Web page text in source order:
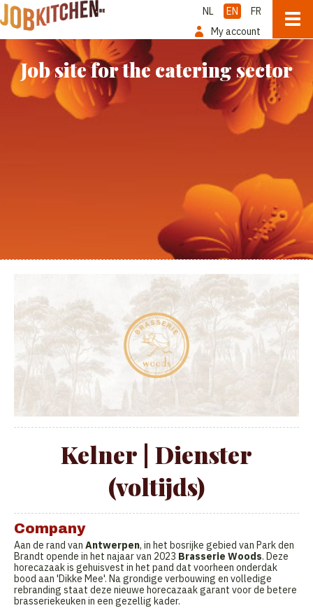
NL EN
FR
My account
Job site for the catering sector
Kelner | Dienster
(voltijds)
Company
Aan de rand van Antwerpen, in het bosrijke gebied van Park den
Brandt opende in het najaar van 2023 Brasserie Woods. Deze
horecazaak is gehuisvest in het pand dat voorheen onderdak
bood aan 'Dikke Mee'. Na grondige verbouwing en volledige
rebranding staat deze nieuwe horecazaak garant voor de betere
brasseriekeuken in een gezellig kader.